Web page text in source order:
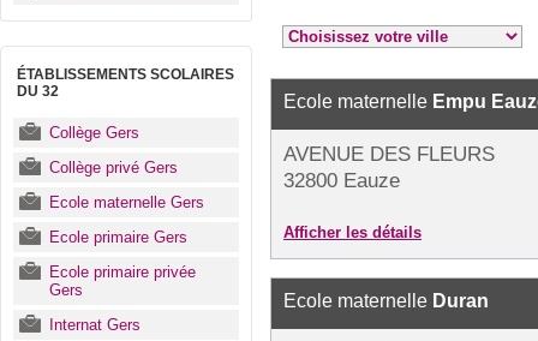
ÉTABLISSEMENTS SCOLAIRES
DU 32
Collège Gers
Collège privé Gers
Ecole maternelle Gers
Ecole primaire Gers
Ecole primaire privée
Gers
Internat Gers
Ecole maternelle Empu
AVENUE DES FLEURS
32800 Eauze
Afficher les détails
Ecole maternelle Duran